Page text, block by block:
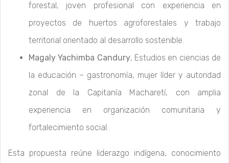
forestal, joven profesional con experiencia en
proyectos de huertos agroforestales y trabajo
territorial orientado al desarrollo sostenible.
Magaly Yachimba Candury, Estudios en ciencias de
la educación – gastronomía, mujer líder y autoridad
zonal de la Capitanía Macharetí, con amplia
experiencia en organización comunitaria y
fortalecimiento social.
Esta propuesta reúne liderazgo indígena, conocimiento